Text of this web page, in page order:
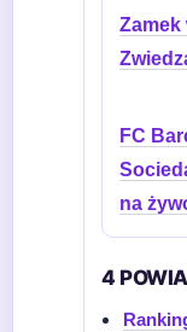
Zamek
FC
na
4